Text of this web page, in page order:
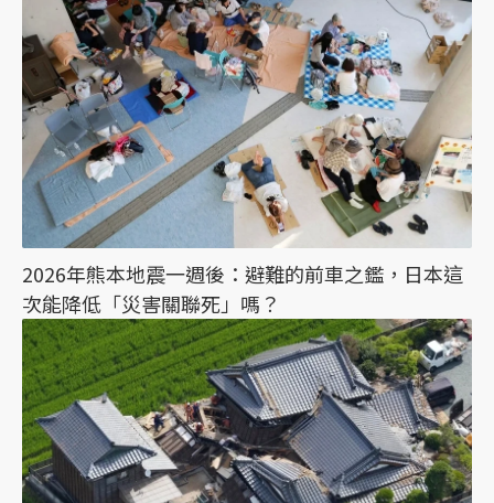
2026年熊本地震一週後：避難的前車之鑑，日本這
次能降低「災害關聯死」嗎？